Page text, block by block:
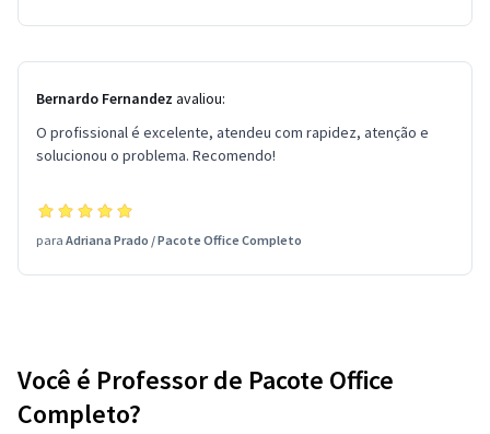
Bernardo Fernandez avaliou:
O profissional é excelente, atendeu com rapidez, atenção e
solucionou o problema. Recomendo!
para Adriana Prado /Pacote Office Completo
Você é Professor de Pacote Office
Completo?